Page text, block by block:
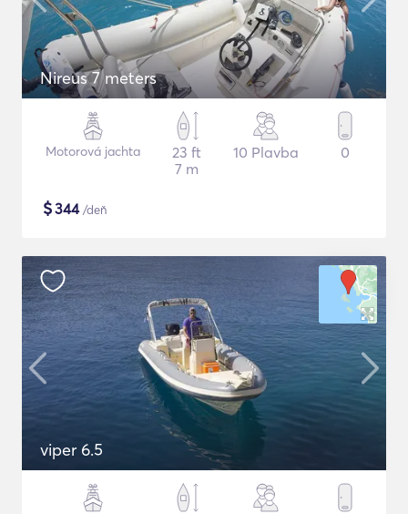
Nireus 7 meters
Motorová jachta
23 ft
7 m
10 Plavba 0
$344/deň
viper 6.5